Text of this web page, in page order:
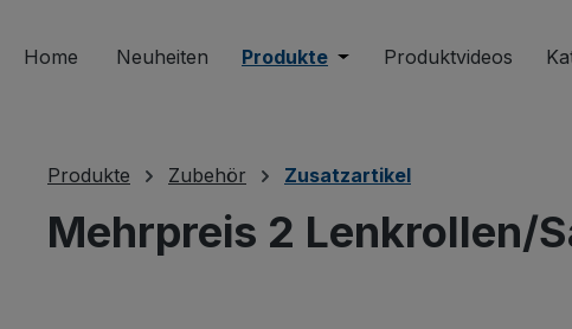
Home Neuheiten Produkte Öffne oder Schließe das
Produktvideos
Produkte Zubehör Zusatzartikel
Mehrpreis 2 Lenkrollen/